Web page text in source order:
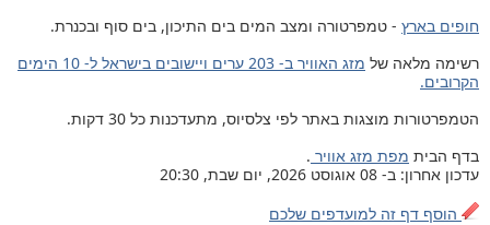
חופים בארץ - טמפרטורה ומצב המים בים התיכון, בים סוף ובכנרת.
רשימה מלאה של
מזג האוויר ב- 203 ערים ויישובים בישראל ל- 10 הימים
הקרובים.
הטמפרטורות מוצגות באתר לפי צלסיוס, מתעדכנות כל 30 דקות.
בדף הבית מפת מזג אוויר .
עדכון אחרון: ב- 08 אוגוסט 2026, יום שבת, 20:30
הוסף דף זה למועדפים שלכם